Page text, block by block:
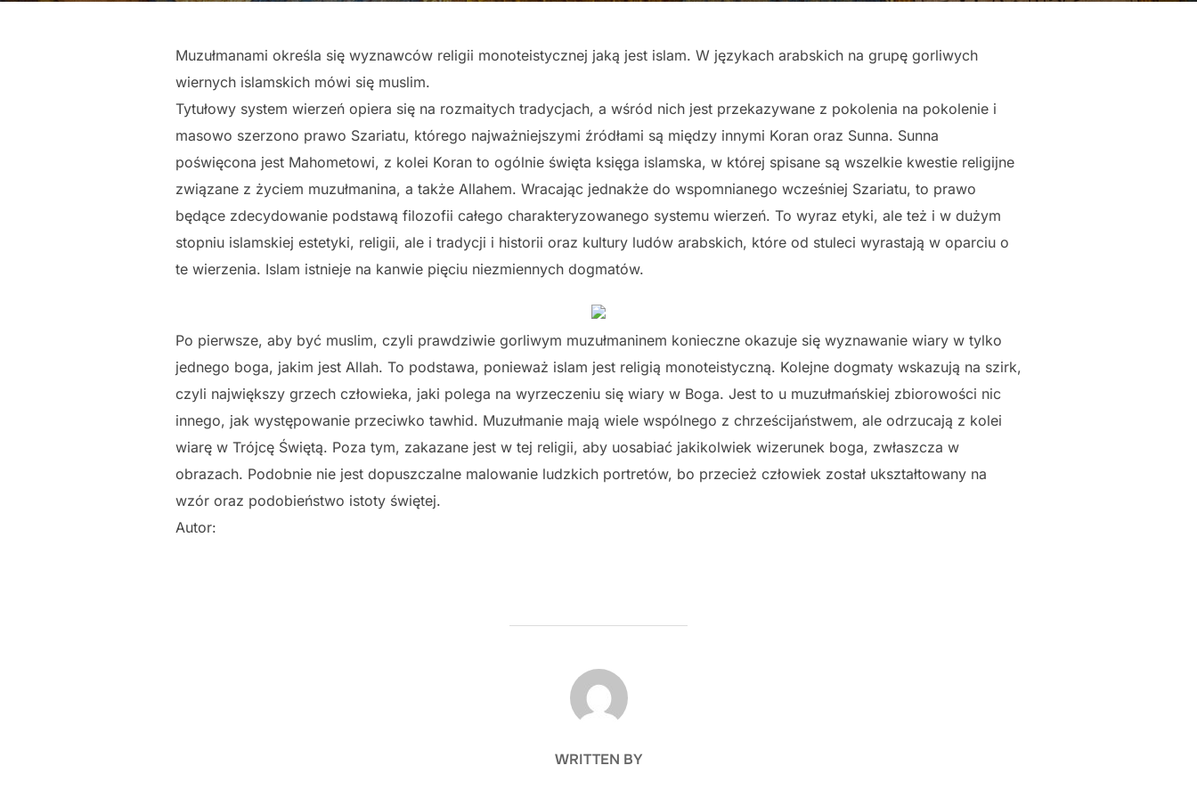
Muzułmanami określa się wyznawców religii monoteistycznej jaką jest islam. W językach arabskich na grupę gorliwych
wiernych islamskich mówi się muslim.
Tytułowy system wierzeń opiera się na rozmaitych tradycjach, a wśród nich jest przekazywane z pokolenia na pokolenie i
masowo szerzono prawo Szariatu, którego najważniejszymi źródłami są między innymi Koran oraz Sunna. Sunna
poświęcona jest Mahometowi, z kolei Koran to ogólnie święta księga islamska, w której spisane są wszelkie kwestie religijne
związane z życiem muzułmanina, a także Allahem. Wracając jednakże do wspomnianego wcześniej Szariatu, to prawo
będące zdecydowanie podstawą filozofii całego charakteryzowanego systemu wierzeń. To wyraz etyki, ale też i w dużym
stopniu islamskiej estetyki, religii, ale i tradycji i historii oraz kultury ludów arabskich, które od stuleci wyrastają w oparciu o
te wierzenia. Islam istnieje na kanwie pięciu niezmiennych dogmatów.
Po pierwsze, aby być muslim, czyli prawdziwie gorliwym muzułmaninem konieczne okazuje się wyznawanie wiary w tylko
jednego boga, jakim jest Allah. To podstawa, ponieważ islam jest religią monoteistyczną. Kolejne dogmaty wskazują na szirk,
czyli największy grzech człowieka, jaki polega na wyrzeczeniu się wiary w Boga. Jest to u muzułmańskiej zbiorowości nic
innego, jak występowanie przeciwko tawhid. Muzułmanie mają wiele wspólnego z chrześcijaństwem, ale odrzucają z kolei
wiarę w Trójcę Świętą. Poza tym, zakazane jest w tej religii, aby uosabiać jakikolwiek wizerunek boga, zwłaszcza w
obrazach. Podobnie nie jest dopuszczalne malowanie ludzkich portretów, bo przecież człowiek został ukształtowany na
wzór oraz podobieństwo istoty świętej.
Autor:
POST AUTHOR
WRITTEN BY